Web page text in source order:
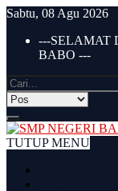
Sabtu, 08 Agu 2026
---SELAMAT
BABO ---
TUTUP MENU